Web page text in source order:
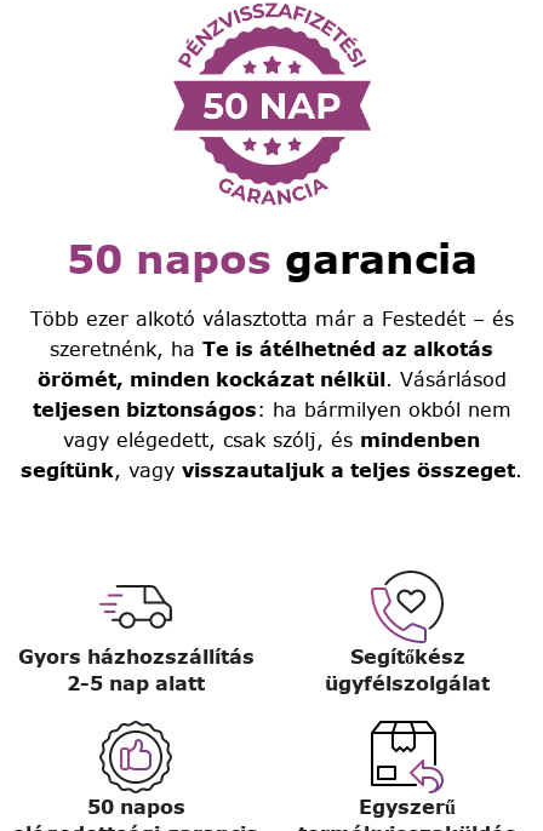
50 napos garancia
Több ezer alkotó választotta már a Festedét – és
szeretnénk, ha Te is átélhetnéd az alkotás
örömét, minden kockázat nélkül. Vásárlásod
teljesen biztonságos: ha bármilyen okból nem
vagy elégedett, csak szólj, és mindenben
segítünk, vagy visszautaljuk a teljes összeget.
Gyors házhozszállítás
2-5 nap alatt
Segítőkész
ügyfélszolgálat
50 napos
Egyszerű